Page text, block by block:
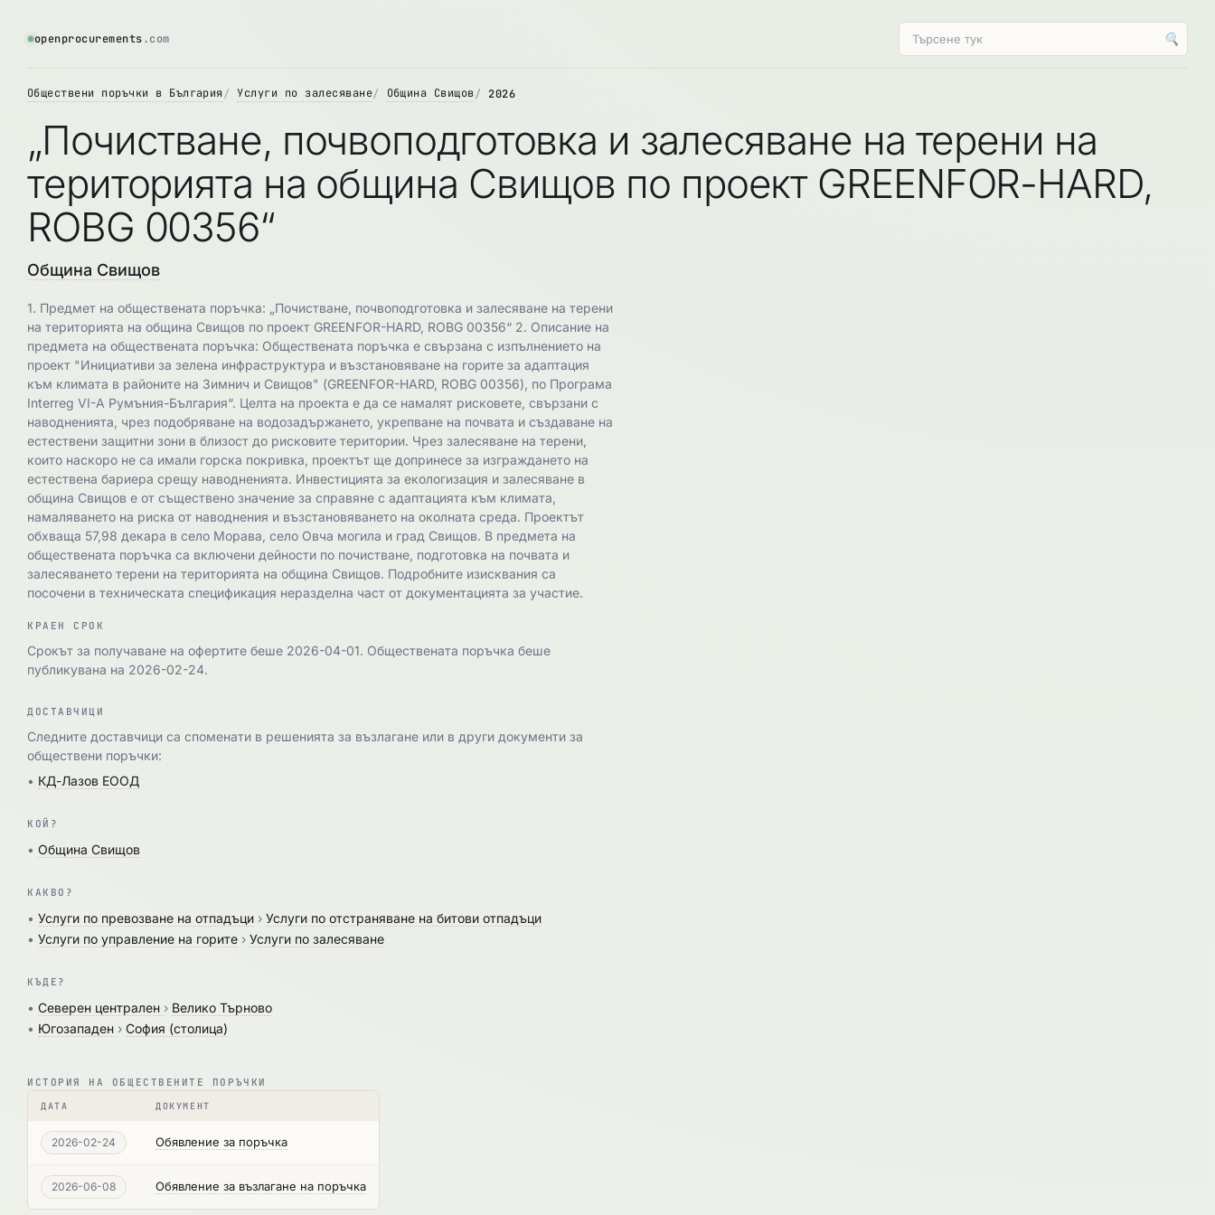
openprocurements.com 🔍
Обществени поръчки в България Услуги по залесяване Община Свищов 2026
„Почистване, почвоподготовка и залесяване на терени на
територията на община Свищов по проект GREENFOR-HARD,
ROBG 00356“
Община Свищов
1. Предмет на обществената поръчка: „Почистване, почвоподготовка и залесяване на терени
на територията на община Свищов по проект GREENFOR-HARD, ROBG 00356“ 2. Описание на
предмета на обществената поръчка: Обществената поръчка е свързана с изпълнението на
проект "Инициативи за зелена инфраструктура и възстановяване на горите за адаптация
към климата в районите на Зимнич и Свищов" (GREENFOR-HARD, ROBG 00356), по Програма
Interreg VI-A Румъния-България“. Целта на проекта е да се намалят рисковете, свързани с
наводненията, чрез подобряване на водозадържането, укрепване на почвата и създаване на
естествени защитни зони в близост до рисковите територии. Чрез залесяване на терени,
които наскоро не са имали горска покривка, проектът ще допринесе за изграждането на
естествена бариера срещу наводненията. Инвестицията за екологизация и залесяване в
община Свищов е от съществено значение за справяне с адаптацията към климата,
намаляването на риска от наводнения и възстановяването на околната среда. Проектът
обхваща 57,98 декара в село Морава, село Овча могила и град Свищов. В предмета на
обществената поръчка са включени дейности по почистване, подготовка на почвата и
залесяването терени на територията на община Свищов. Подробните изисквания са
посочени в техническата спецификация неразделна част от документацията за участие.
КРАЕН СРОК
Срокът за получаване на офертите беше 2026-04-01. Обществената поръчка беше
публикувана на 2026-02-24.
ДОСТАВЧИЦИ
Следните доставчици са споменати в решенията за възлагане или в други документи за
обществени поръчки:
• КД-Лазов ЕООД
КОЙ?
• Община Свищов
КАКВО?
• Услуги по превозване на отпадъци › Услуги по отстраняване на битови отпадъци
• Услуги по управление на горите › Услуги по залесяване
КЪДЕ?
• Северен централен › Велико Търново
• Югозападен › София (столица)
ИСТОРИЯ НА ОБЩЕСТВЕНИТЕ ПОРЪЧКИ
ДАТА ДОКУМЕНТ
2026-02-24 Обявление за поръчка
2026-06-08 Обявление за възлагане на поръчка